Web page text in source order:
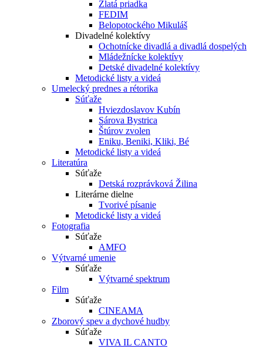
Zlatá priadka
FEDIM
Belopotockého Mikuláš
Divadelné kolektívy
Ochotnícke divadlá a divadlá dospelých
Mládežnícke kolektívy
Detské divadelné kolektívy
Metodické listy a videá
Umelecký prednes a rétorika
Súťaže
Hviezdoslavov Kubín
Sárova Bystrica
Štúrov zvolen
Eniku, Beniki, Kliki, Bé
Metodické listy a videá
Literatúra
Súťaže
Detská rozprávková Žilina
Literárne dielne
Tvorivé písanie
Metodické listy a videá
Fotografia
Súťaže
AMFO
Výtvarné umenie
Súťaže
Výtvarné spektrum
Film
Súťaže
CINEAMA
Zborový spev a dychové hudby
Súťaže
VIVA IL CANTO